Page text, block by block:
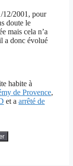
12/2001, pour
doute le
mais cela n’a
a donc évolué
habite à
de Provence,
et a arrêté de